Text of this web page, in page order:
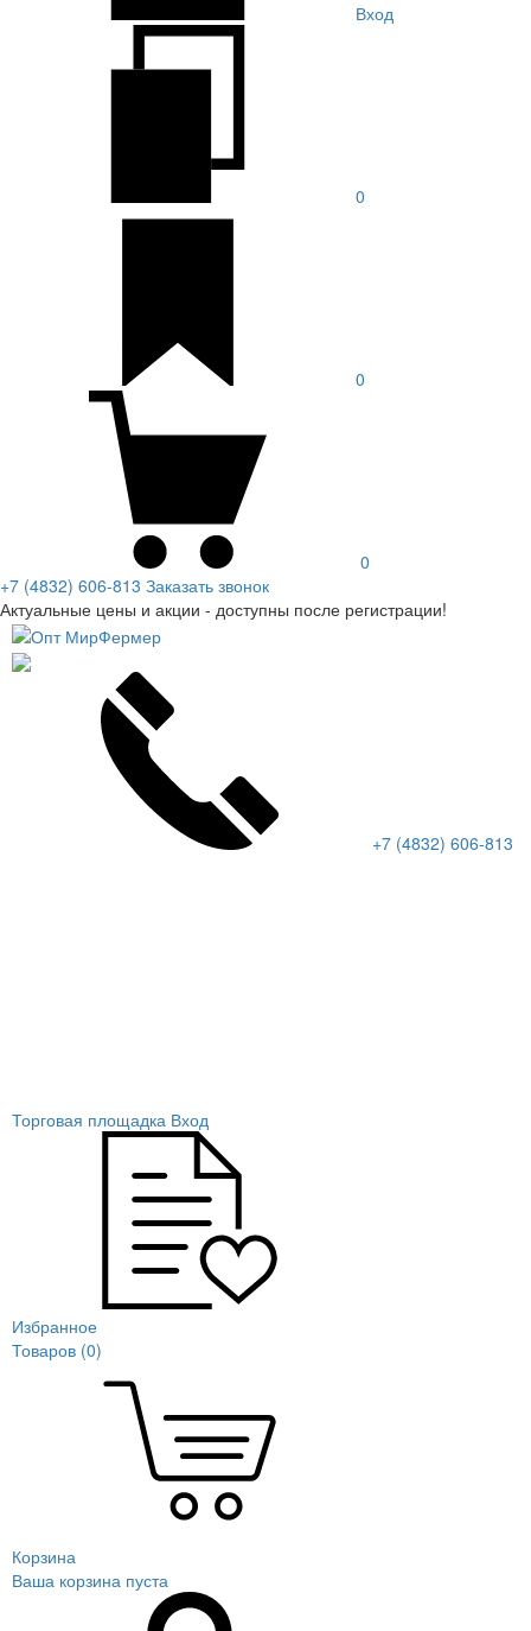
Вход
0
0
0
+7 (4832) 606-813 Заказать звонок
Актуальные цены и акции - доступны после регистрации!
+7 (4832) 606-813
Торговая площадка Вход
Избранное
Товаров (0)
Корзина
Ваша корзина пуста